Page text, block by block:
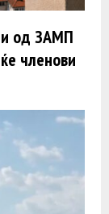
од ЗАМП
членови